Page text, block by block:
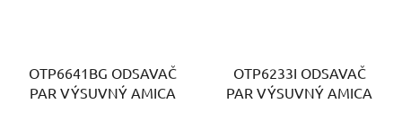
OTP6641BG ODSAVAČ
PAR VÝSUVNÝ AMICA
OTP6233I ODSAVAČ
PAR VÝSUVNÝ AMICA